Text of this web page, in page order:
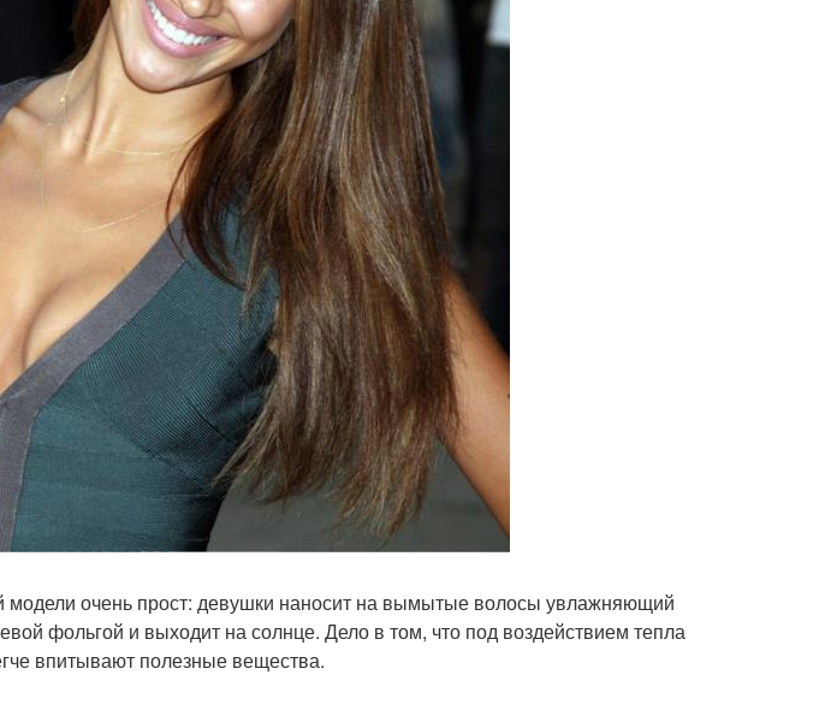
модели очень прост: девушки наносит на вымытые волосы увлажняющий
фольгой и выходит на солнце. Дело в том, что под воздействием тепла
впитывают полезные вещества.